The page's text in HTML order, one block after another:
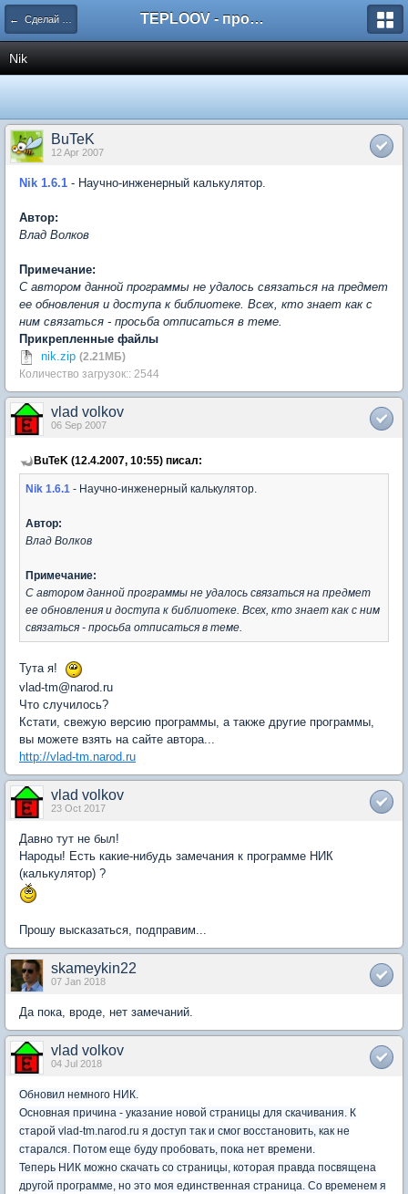
← Сделай сам или оставь ссылку на понравившуюся TEPLOOV - программный комплекс для расчёта систем отопления и вентиляции
Nik
BuTeK
12 Apr 2007
Nik 1.6.1 - Научно-инженерный калькулятор.
Автор:
Влад Волков
Примечание:
С автором данной программы не удалось связаться на предмет
ее обновления и доступа к библиотеке. Всех, кто знает как с
ним связаться - просьба отписаться в теме.
Прикрепленные файлы
nik.zip (2.21МБ)
Количество загрузок:: 2544
vlad volkov
06 Sep 2007
BuTeK (12.4.2007, 10:55) писал:
Nik 1.6.1 - Научно-инженерный калькулятор.
Автор:
Влад Волков
Примечание:
С автором данной программы не удалось связаться на предмет
ее обновления и доступа к библиотеке. Всех, кто знает как с ним
связаться - просьба отписаться в теме.
Тута я!
vlad-tm@narod.ru
Что случилось?
Кстати, свежую версию программы, а также другие программы,
вы можете взять на сайте автора...
http://vlad-tm.narod.ru
vlad volkov
23 Oct 2017
Давно тут не был!
Народы! Есть какие-нибудь замечания к программе НИК
(калькулятор) ?
Прошу высказаться, подправим...
skameykin22
07 Jan 2018
Да пока, вроде, нет замечаний.
vlad volkov
04 Jul 2018
Обновил немного НИК.
Основная причина - указание новой страницы для скачивания. К
старой vlad-tm.narod.ru я доступ так и смог восстановить, как не
старался. Потом еще буду пробовать, пока нет времени.
Теперь НИК можно скачать со страницы, которая правда посвящена
другой программе, но это моя единственная страница. Со временем я